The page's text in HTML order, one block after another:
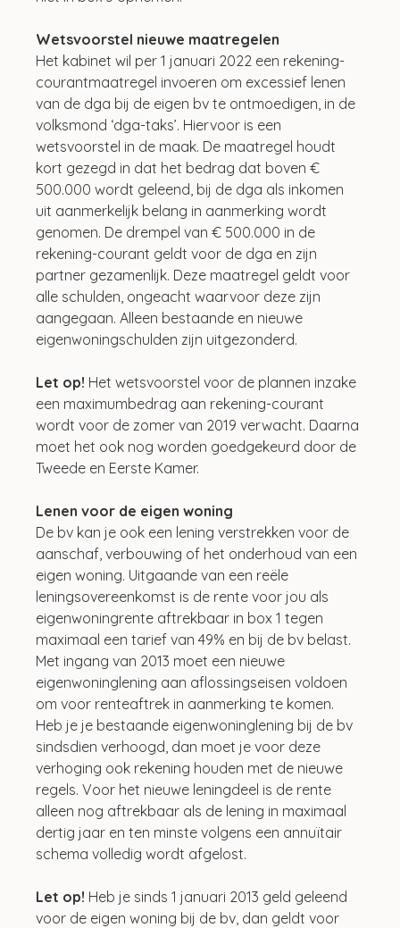
Wetsvoorstel nieuwe maatregelen
Het kabinet wil per 1 januari 2022 een rekening-
courantmaatregel invoeren om excessief lenen
van de dga bij de eigen bv te ontmoedigen, in de
volksmond ‘dga-taks’. Hiervoor is een
wetsvoorstel in de maak. De maatregel houdt
kort gezegd in dat het bedrag dat boven €
500.000 wordt geleend, bij de dga als inkomen
uit aanmerkelijk belang in aanmerking wordt
genomen. De drempel van € 500.000 in de
rekening-courant geldt voor de dga en zijn
partner gezamenlijk. Deze maatregel geldt voor
alle schulden, ongeacht waarvoor deze zijn
aangegaan. Alleen bestaande en nieuwe
eigenwoningschulden zijn uitgezonderd.
Let op! Het wetsvoorstel voor de plannen inzake
een maximumbedrag aan rekening-courant
wordt voor de zomer van 2019 verwacht. Daarna
moet het ook nog worden goedgekeurd door de
Tweede en Eerste Kamer.
Lenen voor de eigen woning
De bv kan je ook een lening verstrekken voor de
aanschaf, verbouwing of het onderhoud van een
eigen woning. Uitgaande van een reële
leningsovereenkomst is de rente voor jou als
eigenwoningrente aftrekbaar in box 1 tegen
maximaal een tarief van 49% en bij de bv belast.
Met ingang van 2013 moet een nieuwe
eigenwoninglening aan aflossingseisen voldoen
om voor renteaftrek in aanmerking te komen.
Heb je je bestaande eigenwoninglening bij de bv
sindsdien verhoogd, dan moet je voor deze
verhoging ook rekening houden met de nieuwe
regels. Voor het nieuwe leningdeel is de rente
alleen nog aftrekbaar als de lening in maximaal
dertig jaar en ten minste volgens een annuïtair
schema volledig wordt afgelost.
Let op! Heb je sinds 1 januari 2013 geld geleend
voor de eigen woning bij de bv, dan geldt voor